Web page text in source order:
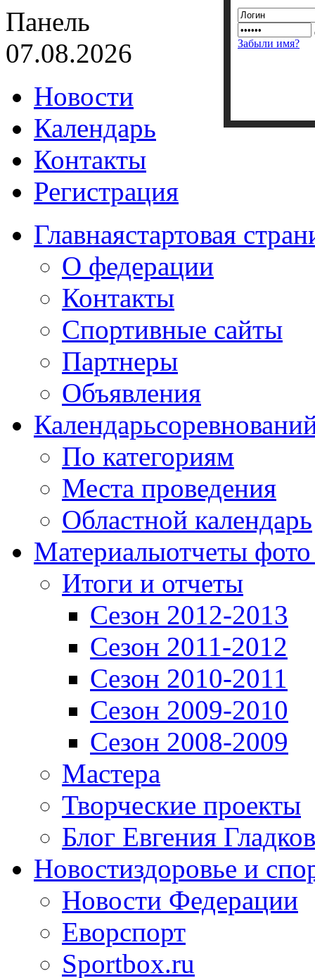
Забыли имя?
Панель
07.08.2026
Новости
Календарь
Контакты
Регистрация
Главнаястартовая
О федерации
Контакты
Спортивные сайты
Партнеры
Объявления
Календарь
По категориям
Места проведения
Областной календарь
Материалыотчеты
Итоги и отчеты
Сезон 2012-2013
Сезон 2011-2012
Сезон 2010-2011
Сезон 2009-2010
Сезон 2008-2009
Мастера
Творческие проекты
Блог Евгения
Новостиздоровье и
Новости Федерации
Еворспорт
Sportbox.ru